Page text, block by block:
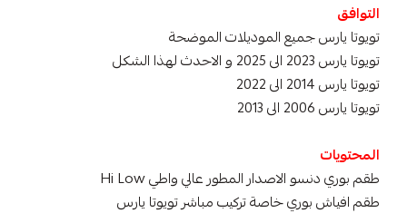
التوافق
تويوتا يارس جميع الموديلات الموضحة
تويوتا يارس 2023 الى 2025 و الاحدث لهذا الشكل
تويوتا يارس 2014 الى 2022
تويوتا يارس 2006 الى 2013
المحتويات
طقم بوري دنسو الاصدار المطور عالي واطي Hi Low
طقم افياش بوري خاصة تركيب مباشر تويوتا يارس